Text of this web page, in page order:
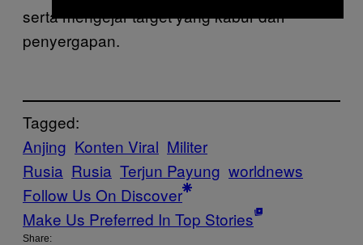
serta mengejar target yang kabur dari
penyergapan.
Tagged:
Anjing Konten Viral Militer
Rusia Rusia Terjun Payung worldnews
Follow Us On Discover
Make Us Preferred In Top Stories
Share: